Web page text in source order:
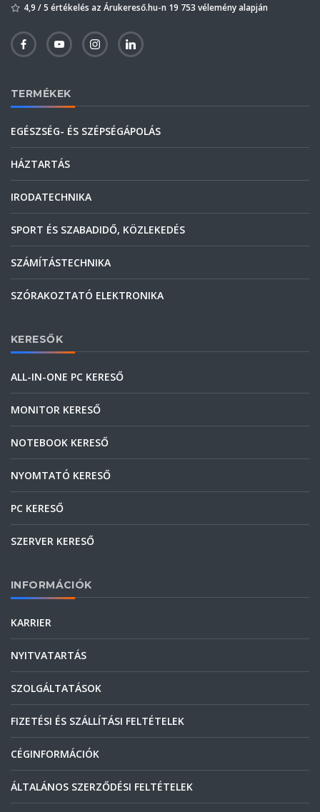
4,9 / 5 értékelés az Árukereső.hu-n 19 753 vélemény alapján
TERMÉKEK
EGÉSZSÉG- ÉS SZÉPSÉGÁPOLÁS
HÁZTARTÁS
IRODATECHNIKA
SPORT ÉS SZABADIDŐ, KÖZLEKEDÉS
SZÁMÍTÁSTECHNIKA
SZÓRAKOZTATÓ ELEKTRONIKA
KERESŐK
ALL-IN-ONE PC KERESŐ
MONITOR KERESŐ
NOTEBOOK KERESŐ
NYOMTATÓ KERESŐ
PC KERESŐ
SZERVER KERESŐ
INFORMÁCIÓK
KARRIER
NYITVATARTÁS
SZOLGÁLTATÁSOK
FIZETÉSI ÉS SZÁLLÍTÁSI FELTÉTELEK
CÉGINFORMÁCIÓK
ÁLTALÁNOS SZERZŐDÉSI FELTÉTELEK